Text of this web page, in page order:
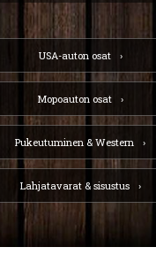
USA-auton osat
Mopoauton osat
Pukeutuminen & Western
Lahjatavarat & sisustus